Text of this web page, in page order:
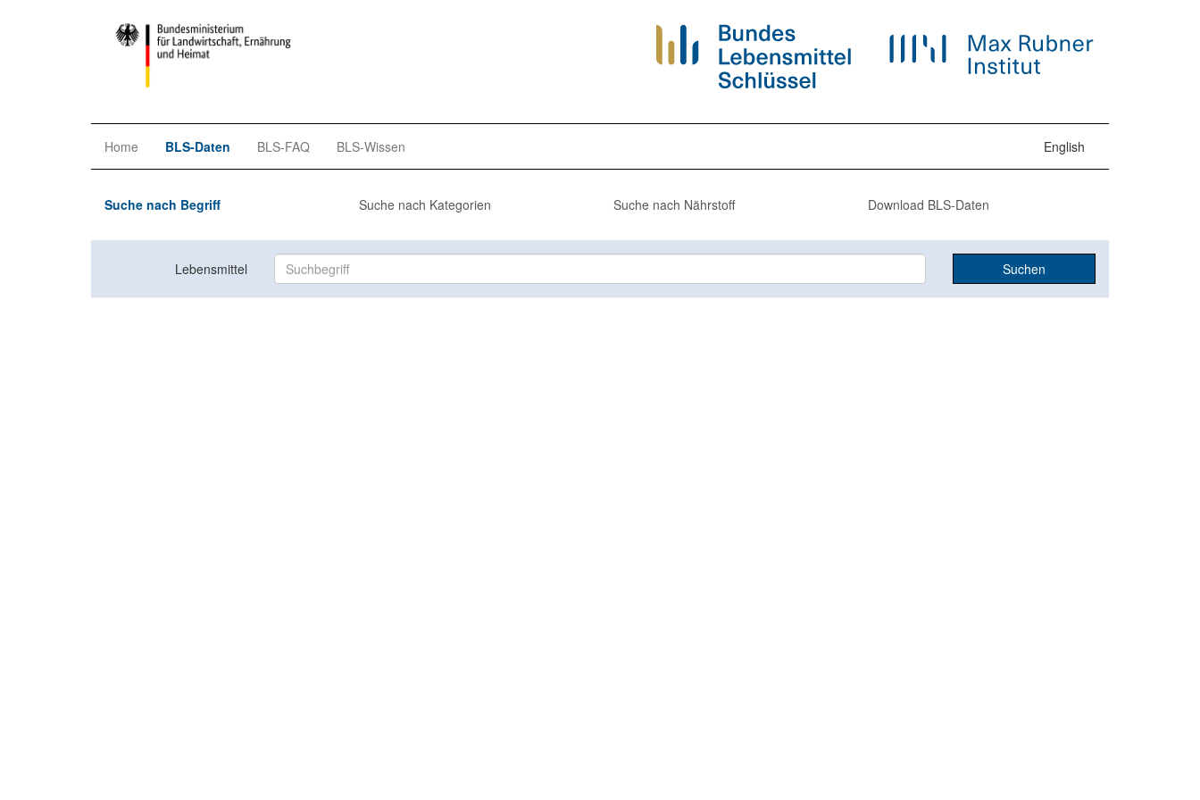
Home BLS-Daten BLS-FAQ BLS-Wissen English
Suche nach Begriff Suche nach Kategorien Suche nach Nährstoff Download BLS-Daten
Lebensmittel Suchen